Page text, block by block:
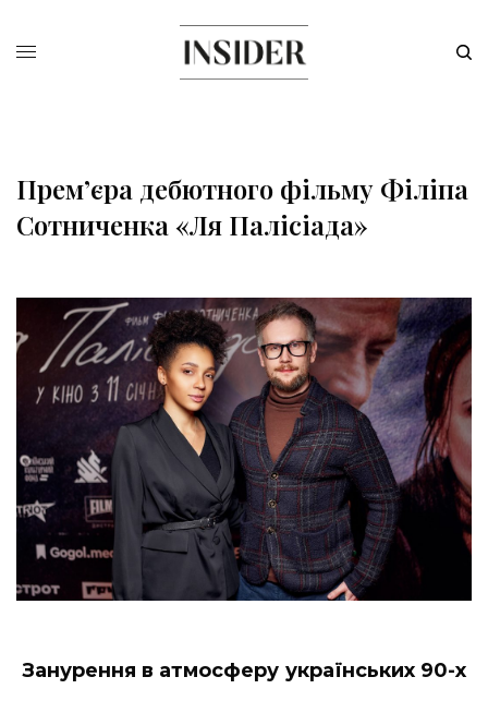
Прем’єра дебютного фільму Філіпа
Сотниченка «Ля Палісіада»
Занурення в атмосферу українських 90-х